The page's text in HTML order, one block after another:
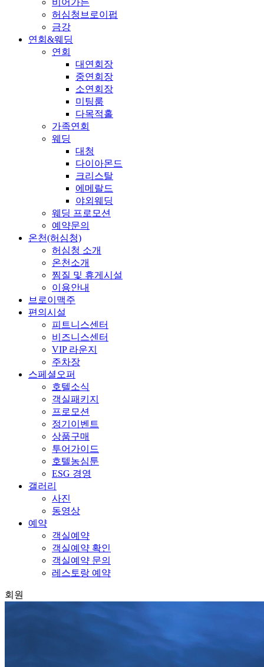
허심청브로이펍
금강
연회&웨딩
연회
대연회장
중연회장
소연회장
미팅룸
다목적홀
가족연회
웨딩
대청
다이아몬드
크리스탈
에메랄드
야외웨딩
웨딩 프로모션
예약문의
온천(허심청)
허심청 소개
온천소개
찜질 및 휴게시설
이용안내
브로이맥주
편의시설
피트니스센터
비즈니스센터
VIP 라운지
주차장
스페셜오퍼
호텔소식
객실패키지
프로모션
정기이벤트
상품구매
투어가이드
호텔농심툰
ESG 경영
갤러리
사진
동영상
예약
객실예약
객실예약 확인
객실예약 문의
레스토랑 예약
회원